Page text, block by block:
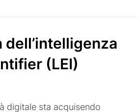
dell’intelligenza
(LEI)
digitale sta acquisendo